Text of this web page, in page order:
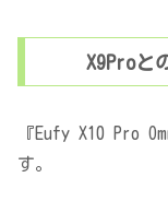
X9Proと
『Eufy X10 Pro
す。